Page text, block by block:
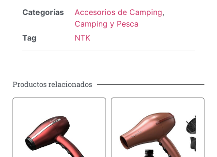
Categorías Accesorios de Camping,
Camping y Pesca
Tag
NTK
Productos relacionados